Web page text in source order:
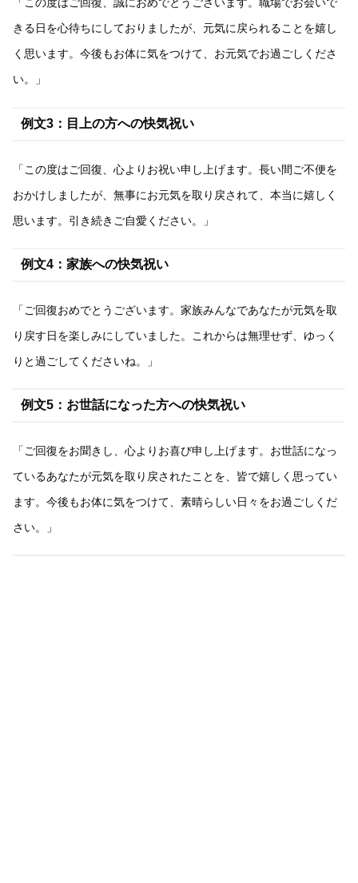
「この度はご回復、誠におめでとうございます。職場でお会いで
きる日を心待ちにしておりましたが、元気に戻られることを嬉し
く思います。今後もお体に気をつけて、お元気でお過ごしくださ
い。」
例文3：目上の方への快気祝い
「この度はご回復、心よりお祝い申し上げます。長い間ご不便を
おかけしましたが、無事にお元気を取り戻されて、本当に嬉しく
思います。引き続きご自愛ください。」
例文4：家族への快気祝い
「ご回復おめでとうございます。家族みんなであなたが元気を取
り戻す日を楽しみにしていました。これからは無理せず、ゆっく
りと過ごしてくださいね。」
例文5：お世話になった方への快気祝い
「ご回復をお聞きし、心よりお喜び申し上げます。お世話になっ
ているあなたが元気を取り戻されたことを、皆で嬉しく思ってい
ます。今後もお体に気をつけて、素晴らしい日々をお過ごしくだ
さい。」